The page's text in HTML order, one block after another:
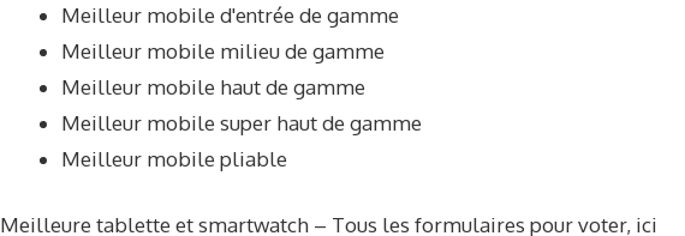
Meilleur mobile d'entrée de gamme
Meilleur mobile milieu de gamme
Meilleur mobile haut de gamme
Meilleur mobile super haut de gamme
Meilleur mobile pliable
Meilleure tablette et smartwatch – Tous les formulaires pour voter, ici